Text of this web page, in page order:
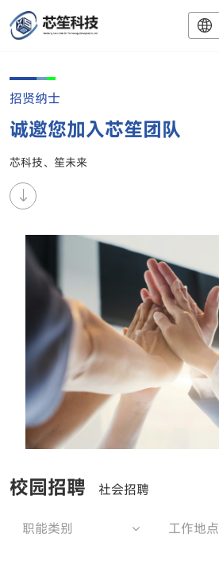
招贤纳士
诚邀您加入芯笙团队
芯科技、笙未来
校园招聘 社会招聘
职能类别 工作地点